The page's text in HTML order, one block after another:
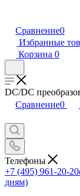
Сравнение0
Избранные
Корзина 0
DC/DC
Сравнение0
Телефоны
+7 (495) 961-20-20
дням)